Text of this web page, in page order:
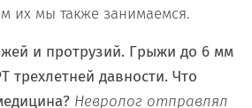
их мы также занимаемся.
и протрузий. Грыжи до 6 мм
трехлетней давности. Что
Невролог отправлял